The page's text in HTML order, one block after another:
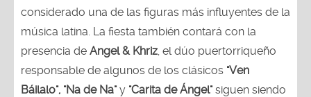
considerado una de las figuras más influyentes de la
música latina. La fiesta también contará con la
presencia de Angel & Khriz, el dúo puertorriqueño
responsable de algunos de los clásicos "Ven
Báilalo", "Na de Na"y "Carita de Ángel"siguen siendo